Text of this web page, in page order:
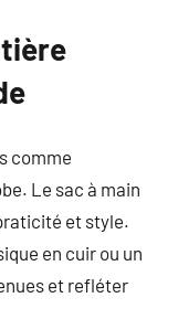
comme
Le sac à main
et style.
en cuir ou un
et refléter